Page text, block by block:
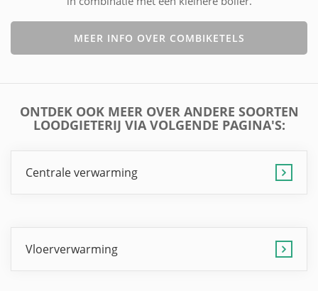
MEER INFO OVER COMBIKETELS
ONTDEK OOK MEER OVER ANDERE SOORTEN
LOODGIETERIJ VIA VOLGENDE PAGINA'S:
Centrale verwarming
Vloerverwarming